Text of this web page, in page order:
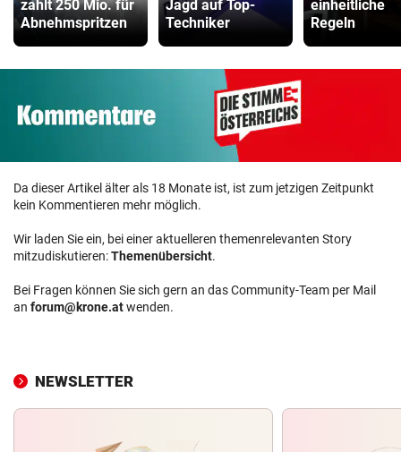
zahlt 250 Mio. für
Abnehmspritzen
Jagd auf Top-
Techniker
einheitliche
Regeln
Da dieser Artikel älter als 18 Monate ist, ist zum jetzigen Zeitpunkt
kein Kommentieren mehr möglich.
Wir laden Sie ein, bei einer aktuelleren themenrelevanten Story
mitzudiskutieren:Themenübersicht.
Bei Fragen können Sie sich gern an das Community-Team per Mail
an forum@krone.atwenden.
NEWSLETTER